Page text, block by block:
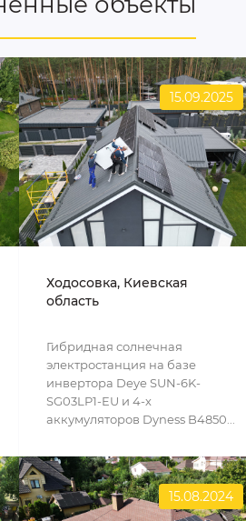
15.09.2025
Ходосовка, Киевская
область
Гибридная солнечная
электростанция на базе
инвертора Deye SUN-6K-
SG03LP1-EU и 4-х
аккумуляторов Dyness B4850...
15.08.2024